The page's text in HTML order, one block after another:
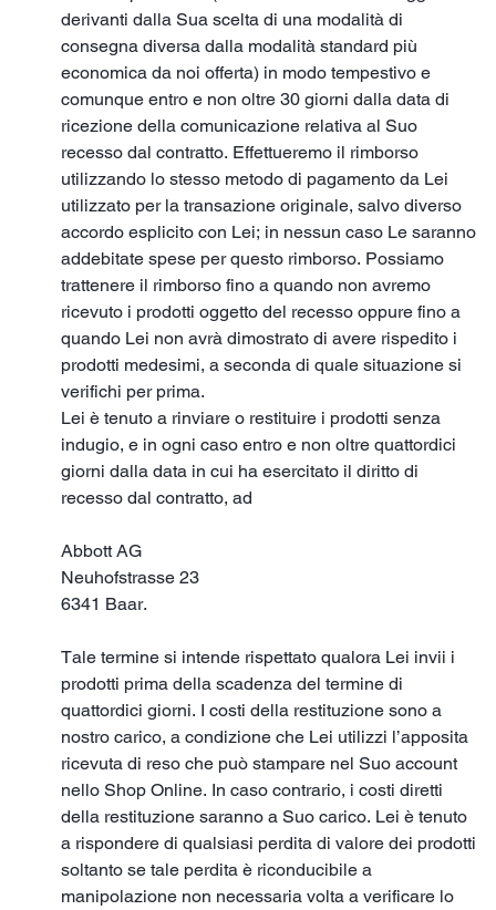
derivanti dalla Sua scelta di una modalità di
consegna diversa dalla modalità standard più
economica da noi offerta) in modo tempestivo e
comunque entro e non oltre 30 giorni dalla data di
ricezione della comunicazione relativa al Suo
recesso dal contratto. Effettueremo il rimborso
utilizzando lo stesso metodo di pagamento da Lei
utilizzato per la transazione originale, salvo diverso
accordo esplicito con Lei; in nessun caso Le saranno
addebitate spese per questo rimborso. Possiamo
trattenere il rimborso fino a quando non avremo
ricevuto i prodotti oggetto del recesso oppure fino a
quando Lei non avrà dimostrato di avere rispedito i
prodotti medesimi, a seconda di quale situazione si
verifichi per prima.
Lei è tenuto a rinviare o restituire i prodotti senza
indugio, e in ogni caso entro e non oltre quattordici
giorni dalla data in cui ha esercitato il diritto di
recesso dal contratto, ad
Abbott AG
Neuhofstrasse 23
6341 Baar.
Tale termine si intende rispettato qualora Lei invii i
prodotti prima della scadenza del termine di
quattordici giorni. I costi della restituzione sono a
nostro carico, a condizione che Lei utilizzi l’apposita
ricevuta di reso che può stampare nel Suo account
nello Shop Online. In caso contrario, i costi diretti
della restituzione saranno a Suo carico. Lei è tenuto
a rispondere di qualsiasi perdita di valore dei prodotti
soltanto se tale perdita è riconducibile a
manipolazione non necessaria volta a verificare lo